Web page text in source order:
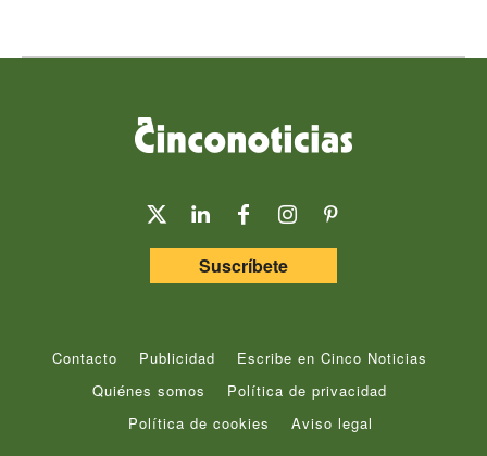
Suscríbete
Contacto Publicidad
Escribe en Cinco Noticias
Quiénes somos
Política de privacidad
Política de cookies
Aviso legal